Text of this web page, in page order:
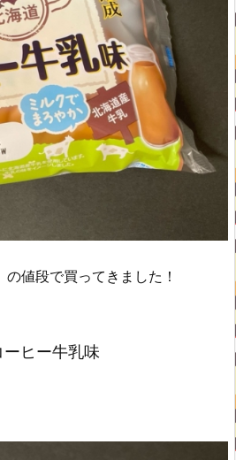
値段で買ってきました！
ヒー牛乳味